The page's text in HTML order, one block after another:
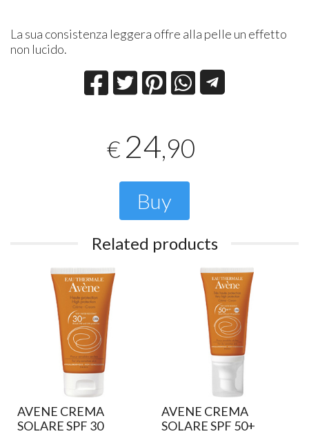
La sua consistenza leggera offre alla pelle un effetto
non lucido.
€ 24,90
Buy
Related products
AVENE CREMA
SOLARE SPF 30
AVENE CREMA
SOLARE SPF 50+